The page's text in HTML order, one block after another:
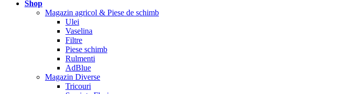
Shop
Magazin agricol & Piese de schimb
Ulei
Vaselina
Filtre
Piese schimb
Rulmenti
AdBlue
Magazin Diverse
Tricouri